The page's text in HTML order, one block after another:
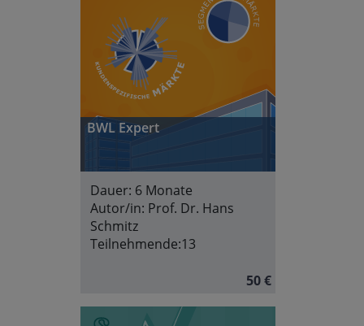
BWL Expert
Dauer: 6 Monate
Autor/in: Prof. Dr. Hans
Schmitz
Teilnehmende:13
50 €